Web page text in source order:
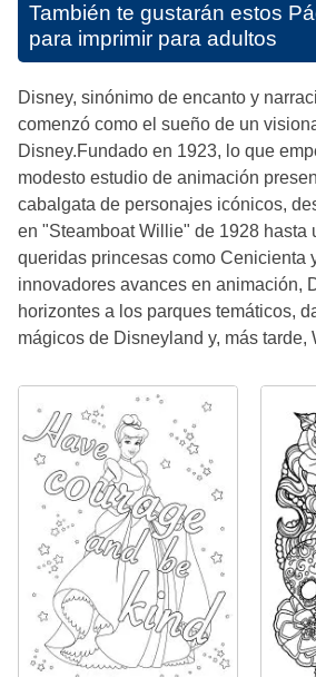
También te gustarán estos
para imprimir para adultos
Disney, sinónimo de encanto y
comenzó como el sueño de un
Disney.Fundado en 1923, lo que
modesto estudio de animación
cabalgata de personajes icónicos,
en "Steamboat Willie" de 1928 hasta
queridas princesas como Cenicienta
innovadores avances en animación,
horizontes a los parques temáticos,
mágicos de Disneyland y, más tarde,